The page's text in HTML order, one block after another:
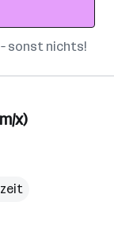
sonst nichts!
x)